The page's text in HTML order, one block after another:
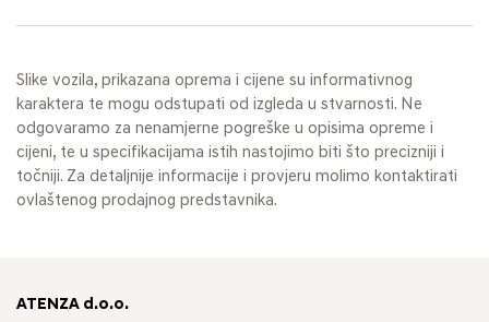
Slike vozila, prikazana oprema i cijene su informativnog
karaktera te mogu odstupati od izgleda u stvarnosti. Ne
odgovaramo za nenamjerne pogreške u opisima opreme i
cijeni, te u specifikacijama istih nastojimo biti što precizniji i
točniji. Za detaljnije informacije i provjeru molimo kontaktirati
ovlaštenog prodajnog predstavnika.
ATENZA d.o.o.